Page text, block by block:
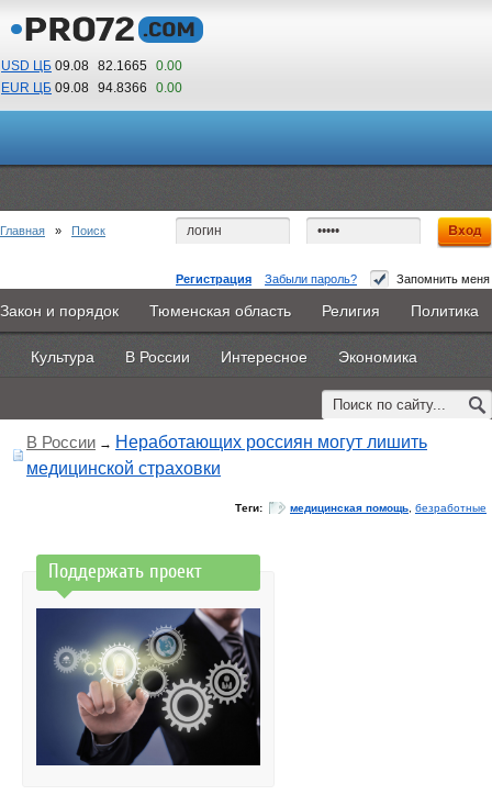
USD ЦБ 09.08 82.1665 0.00
EUR ЦБ 09.08 94.8366 0.00
03 55
По Гринвичу (GMT +5)
Регистрация Забыли пароль? Запомнить меня
Главная Новости Объявления КНИГИ ВестиNet
Каталоги 9PS Прочее
Закон и порядок Тюменская область Религия Политика
Культура В России Интересное Экономика
Главная » Поиск
Поиск по тегу: «медицинская помощь», искать по
другому
тегу
В России → Неработающих россиян могут лишить
медицинской страховки
Теги: медицинская помощь безработные
Поддержать проект